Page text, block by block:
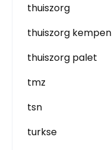
thuiszorg
thuiszorg kempen
thuiszorg palet
tmz
tsn
turkse